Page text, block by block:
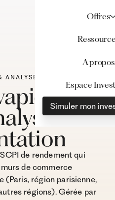
Offres
A propos
Espace
Simuler mon
ANALYSE
1 :
et
de rendement qui
de commerce
(Paris, région parisienne,
régions). Gérée par